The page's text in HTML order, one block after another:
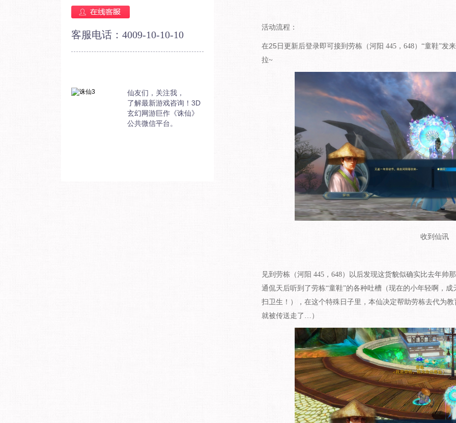
客服电话：4009-10-10-10
仙友们，关注我，
了解最新游戏咨询！3D
玄幻网游巨作《诛仙》
公共微信平台。
活动流程：
在25 日更新后登录即可接到 劳栋（河阳 445 ， 648） “童鞋”发
拉~
收到仙讯
见到 劳栋（河阳 445 ， 648）以后发现这货貌似确实比去年帅
通侃天后听到了劳栋“童鞋”的各种吐槽（现在的小年轻啊，
扫卫生！），在这个特殊日子里，本仙决定帮助劳栋去代为
就被传送走了 … ）